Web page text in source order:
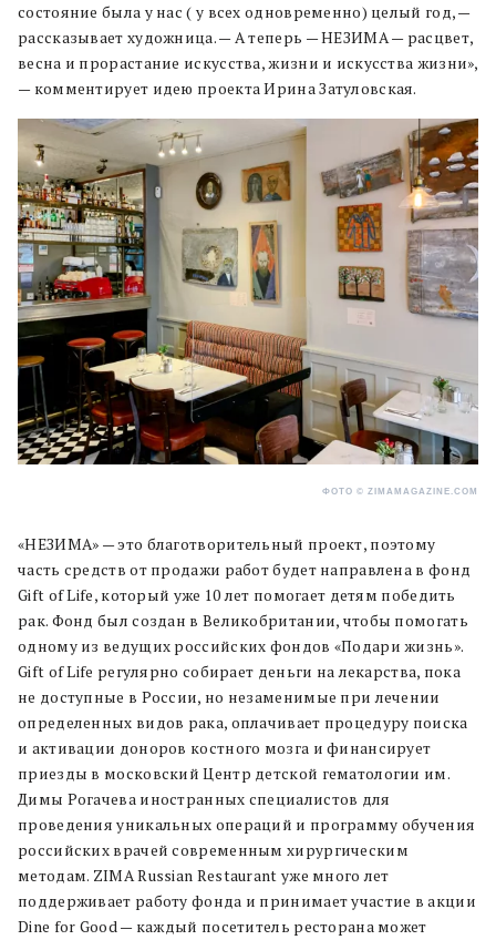
состояние была у нас ( у всех одновременно) целый год, —
рассказывает художница. — А теперь — НЕЗИМА — расцвет,
весна и прорастание искусства, жизни и искусства жизни»,
— комментирует идею проекта Ирина Затуловская.
ФОТО © ZIMAMAGAZINE.COM
«НЕЗИМА» — это благотворительный проект, поэтому
часть средств от продажи работ будет направлена в фонд
Gift of Life, который уже 10 лет помогает детям победить
рак. Фонд был создан в Великобритании, чтобы помогать
одному из ведущих российских фондов «Подари жизнь».
Gift of Life регулярно собирает деньги на лекарства, пока
не доступные в России, но незаменимые при лечении
определенных видов рака, оплачивает процедуру поиска
и активации доноров костного мозга и финансирует
приезды в московский Центр детской гематологии им.
Димы Рогачева иностранных специалистов для
проведения уникальных операций и программу обучения
российских врачей современным хирургическим
методам. ZIMA Russian Restaurant уже много лет
поддерживает работу фонда и принимает участие в акции
Dine for Good — каждый посетитель ресторана может